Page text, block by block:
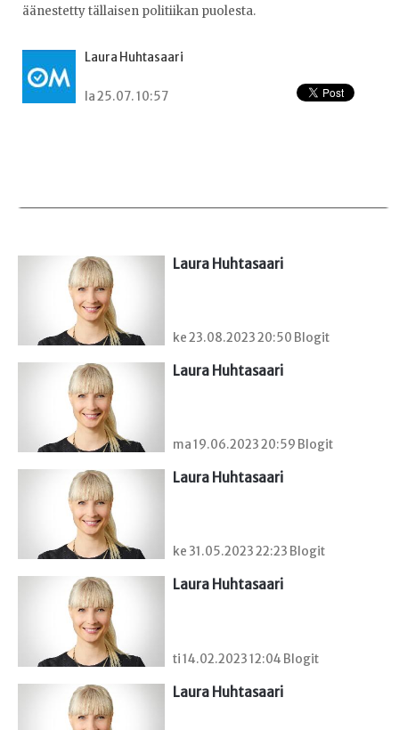
äänestetty tällaisen politiikan puolesta.
Laura Huhtasaari
la 25.07. 10:57
Laura Huhtasaari
ke 23.08.2023 20:50 Blogit
Laura Huhtasaari
ma 19.06.2023 20:59 Blogit
Laura Huhtasaari
ke 31.05.2023 22:23 Blogit
Laura Huhtasaari
ti 14.02.2023 12:04 Blogit
Laura Huhtasaari